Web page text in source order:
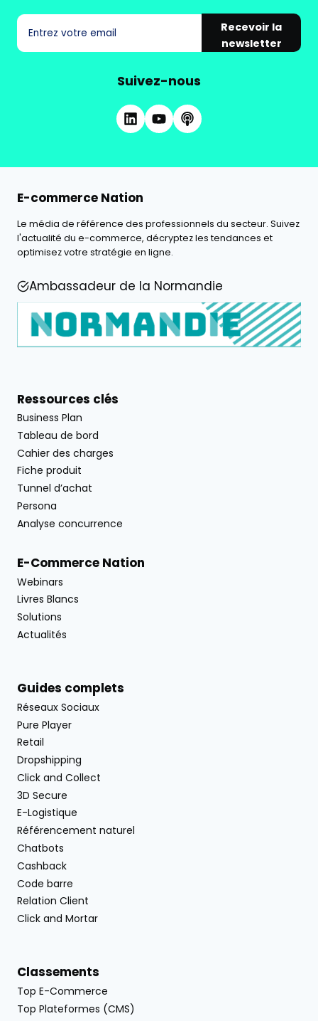
Recevoir la
newsletter
Suivez-nous
E-commerce Nation
Le média de référence des professionnels du secteur. Suivez
l'actualité du e-commerce, décryptez les tendances et
optimisez votre stratégie en ligne.
Ambassadeur de la Normandie
Ressources clés
Business Plan
Tableau de bord
Cahier des charges
Fiche produit
Tunnel d’achat
Persona
Analyse concurrence
E-Commerce Nation
Webinars
Livres Blancs
Solutions
Actualités
Guides complets
Réseaux Sociaux
Pure Player
Retail
Dropshipping
Click and Collect
3D Secure
E-Logistique
Référencement naturel
Chatbots
Cashback
Code barre
Relation Client
Click and Mortar
Classements
Top E-Commerce
Top Plateformes (CMS)